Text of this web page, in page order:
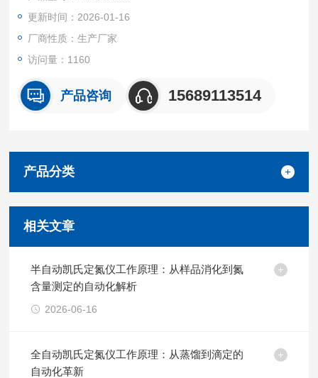
更新时间：2026-01-16
厂商性质：生产厂家
访问量：1160
产品咨询 15689113514
产品分类
相关文章
半自动凯氏定氮仪工作原理：从样品消化到氮
含量测定的自动化解析
2026-06-16
全自动凯氏定氮仪工作原理：从蒸馏到滴定的
自动化革新